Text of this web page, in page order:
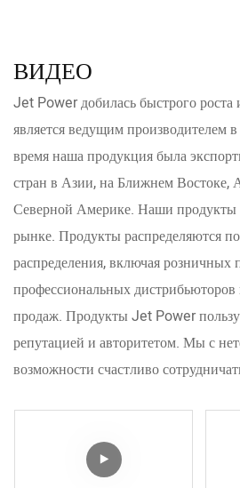
ВИДЕО
Jet Power добилась быстрого роста
является ведущим производителем
время наша продукция была
стран в Азии, на Ближнем Востоке,
Северной Америке. Наши продукты
рынке. Продукты распределяются
распределения, включая розничных
профессиональных
продаж. Продукты Jet Power
репутацией и авторитетом. Мы с
возможности счастливо